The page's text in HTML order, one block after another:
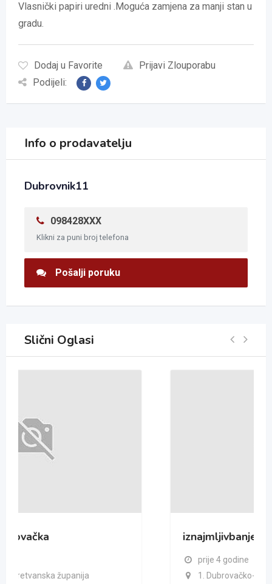
Vlasnički papiri uredni .Moguća zamjena za manji stan u
gradu.
Dodaj u Favorite
Prijavi Zlouporabu
Podijeli:
Info o prodavatelju
Dubrovnik11
098428XXX
Klikni za puni broj telefona
Pošalji poruku
Slični Oglasi
iznajmljivbanje stana
1. Dubrovačko-neretvanska županija